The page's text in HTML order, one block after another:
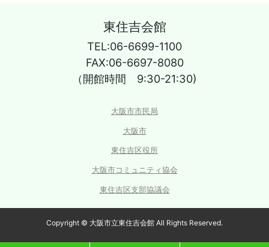
東住吉会館
TEL:06-6699-1100
FAX:06-6697-8080
（開館時間 9:30-21:30)
大阪市市民局
大阪市
東住吉区役所
大阪市コミュニティ協会
東住吉区支部協議会
Copyright © 大阪市立東住吉会館 All Rights Reserved.